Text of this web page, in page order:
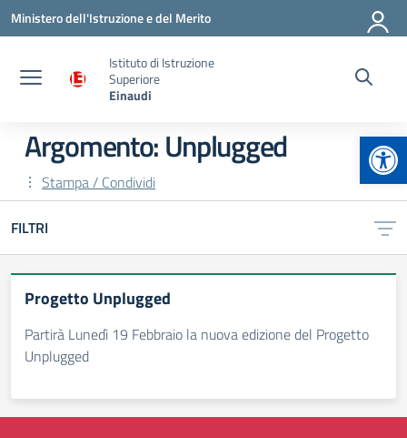
Vai ai contenuti
Vai al menu di navigazione
Vai al footer
Ministero dell'Istruzione e del Merito
Istituto di Istruzione
Superiore
Einaudi
Argomento: Unplugged
Stampa / Condividi
FILTRI
Progetto Unplugged
Partirà Lunedì 19 Febbraio la nuova edizione del Progetto
Unplugged